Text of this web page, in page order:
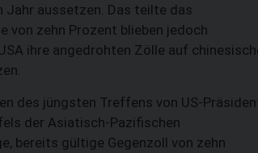
Jahr aussetzen. Das teilte das
von zehn Prozent blieben jedoch
ihre angedrohten Zölle auf
des jüngsten Treffens von US-
der Asiatisch-Pazifischen
bereits gültige Gegenzoll von zehn